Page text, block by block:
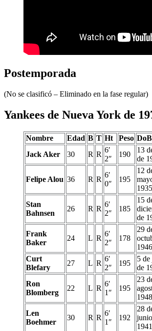
Postemporada
(No se clasificó – Eliminado en la fase regular)
Yankees de Nueva York de
Nombre Edad B T Ht Peso DoB
Jack Aker
30 R R
6′
2″
190
13
de
Felipe Alou 36 R R
6′
0″
195
12
1935
Stan
Bahnsen
26 R R
6′
2″
185
15
de
Frank
Baker
24 L R
6′
2″
178
29
1946
Curt
Blefary
27 L R
6′
2″
195
5
de
Ron
Blomberg
22 L R
6′
1″
195
23
1948
Len
Boehmer
30 R R
6′
1″
192
28
1941